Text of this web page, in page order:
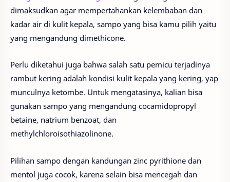
dimaksudkan agar mempertahankan kelembaban dan
kadar air di kulit kepala, sampo yang bisa kamu pilih yaitu
yang mengandung dimethicone.
Perlu diketahui juga bahwa salah satu pemicu terjadinya
rambut kering adalah kondisi kulit kepala yang kering, yap
munculnya ketombe. Untuk mengatasinya, kalian bisa
gunakan sampo yang mengandung cocamidopropyl
betaine, natrium benzoat, dan
methylchloroisothiazolinone.
Pilihan sampo dengan kandungan zinc pyrithione dan
mentol juga cocok, karena selain bisa mencegah dan